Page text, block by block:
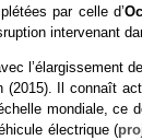
par celle d’
intervenant
l’élargissement
(2015). Il connaît
mondiale, ce
électrique (